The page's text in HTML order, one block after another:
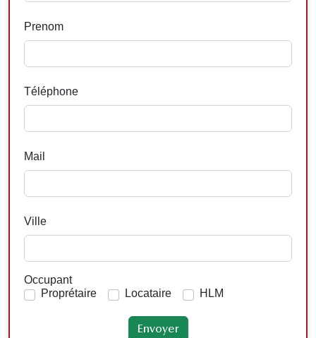
Prenom
Téléphone
Mail
Ville
Occupant
Proprétaire
Locataire HLM